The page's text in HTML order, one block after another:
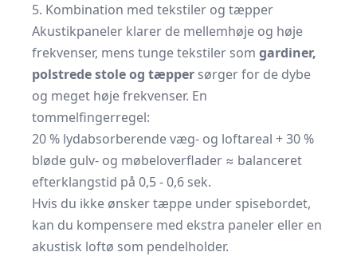
5. Kombination med tekstiler og tæpper
Akustikpaneler klarer de mellemhøje og høje
frekvenser, mens tunge tekstiler som gardiner,
polstrede stole og tæpper sørger for de dybe
og meget høje frekvenser. En
tommelfingerregel:
20 % lydabsorberende væg- og loftareal + 30 %
bløde gulv- og møbeloverflader ≈ balanceret
efterklangstid på 0,5 - 0,6 sek.
Hvis du ikke ønsker tæppe under spisebordet,
kan du kompensere med ekstra paneler eller en
akustisk loftø som pendelholder.